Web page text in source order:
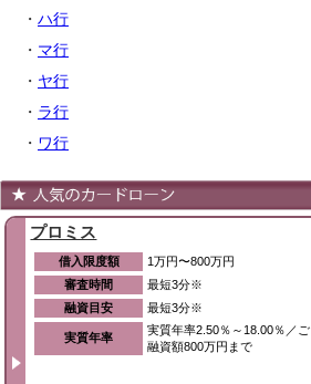
・ ハ行
・ マ行
・ ヤ行
・ ラ行
・ ワ行
プロミス
借入限度額
1万円〜800万円
審査時間
最短3分※
融資目安
最短3分※
実質年率
実質年率2.50％～18.00％／ご
融資額800万円まで